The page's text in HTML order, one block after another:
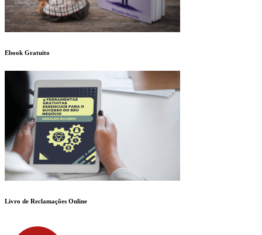
Ebook Gratuito
Livro de Reclamações Online